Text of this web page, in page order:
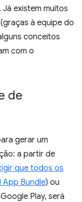
existem muitos
à equipe do
conceitos
com o
de
gerar um
a partir de
que todos os
Bundle) ou
Play, será